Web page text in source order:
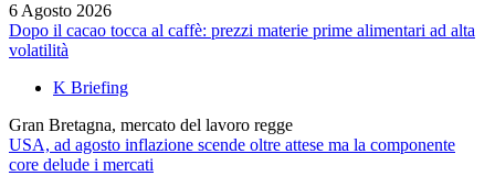
6 Agosto 2026
Dopo il cacao tocca al caffè: prezzi materie prime alimentari ad alta
volatilità
K Briefing
Gran Bretagna, mercato del lavoro regge
USA, ad agosto inflazione scende oltre attese ma la componente
core delude i mercati